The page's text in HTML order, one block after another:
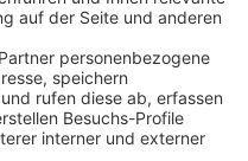
SE